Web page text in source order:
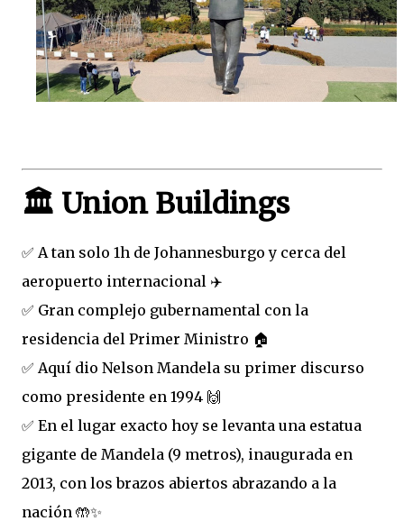
🏛️ Union Buildings
✅ A tan solo 1h de Johannesburgo y cerca del
aeropuerto internacional ✈️
✅ Gran complejo gubernamental con la
residencia del Primer Ministro 🏠
✅ Aquí dio Nelson Mandela su primer discurso
como presidente en 1994 🙌
✅ En el lugar exacto hoy se levanta una estatua
gigante de Mandela (9 metros), inaugurada en
2013, con los brazos abiertos abrazando a la
nación 🤲✨